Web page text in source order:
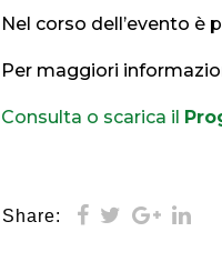
Nel corso dell’evento è
Per maggiori
Consulta o scarica il
Share: